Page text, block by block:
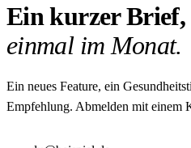
Ein kurzer Brief,
einmal im Monat.
Ein neues Feature, ein
Empfehlung. Abmelden mit einem